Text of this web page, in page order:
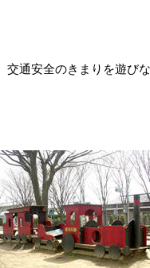
通安全のきまりを遊び